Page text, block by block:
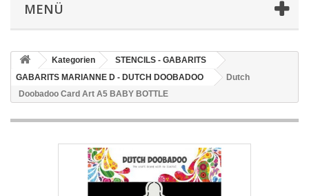
MENÜ
Kategorien
STENCILS - GABARITS
GABARITS MARIANNE D - DUTCH DOOBADOO
Dutch
Doobadoo Card Art A5 BABY BOTTLE